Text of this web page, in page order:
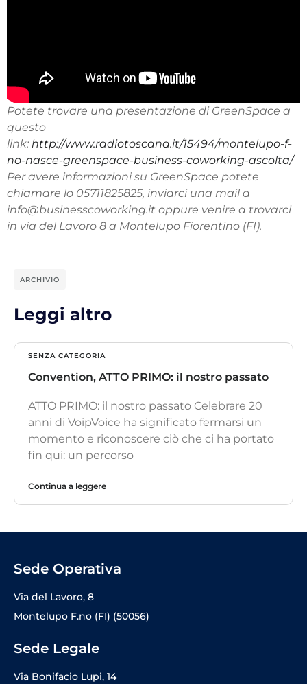
Potete trovare una presentazione di GreenSpace a
questo
link: http://www.radiotoscana.it/15494/montelupo-f-
no-nasce-greenspace-business-coworking-ascolta/
Per avere informazioni su GreenSpace potete
chiamare lo 05711825825, inviarci una mail a
info@businesscoworking.it oppure venire a trovarci
in via del Lavoro 8 a Montelupo Fiorentino (FI).
ARCHIVIO
Leggi altro
SENZA CATEGORIA
Convention, ATTO PRIMO: il nostro passato
ATTO PRIMO: il nostro passato Celebrare 20
anni di VoipVoice ha significato fermarsi un
momento e riconoscere ciò che ci ha portato
fin qui: un percorso
Continua a leggere
Sede Operativa
Via del Lavoro, 8
Montelupo F.no (FI) (50056)
Sede Legale
Via Bonifacio Lupi, 14